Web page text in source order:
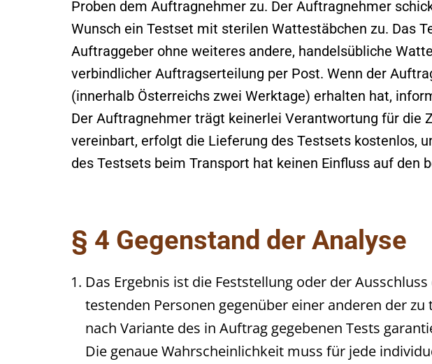
Proben dem Auftragnehmer zu. Der Auftragnehmer
Wunsch ein Testset mit sterilen Wattestäbchen zu. Das
Auftraggeber ohne weiteres andere, handelsübliche
verbindlicher Auftragserteilung per Post. Wenn der
(innerhalb Österreichs zwei Werktage) erhalten hat,
Der Auftragnehmer trägt keinerlei Verantwortung für die
vereinbart, erfolgt die Lieferung des Testsets kostenlos,
des Testsets beim Transport hat keinen Einfluss auf den
§ 4 Gegenstand der Analyse
Das Ergebnis ist die Feststellung oder der
testenden Personen gegenüber einer anderen der
nach Variante des in Auftrag gegebenen Tests
Die genaue Wahrscheinlichkeit muss für jede